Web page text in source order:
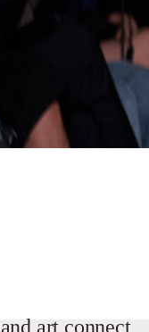
and art connect